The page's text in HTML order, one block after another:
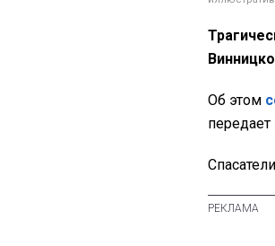
Об этом
передает